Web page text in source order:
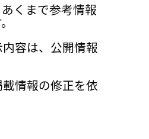
くまで参考情報
容は、公開情報
情報の修正を依